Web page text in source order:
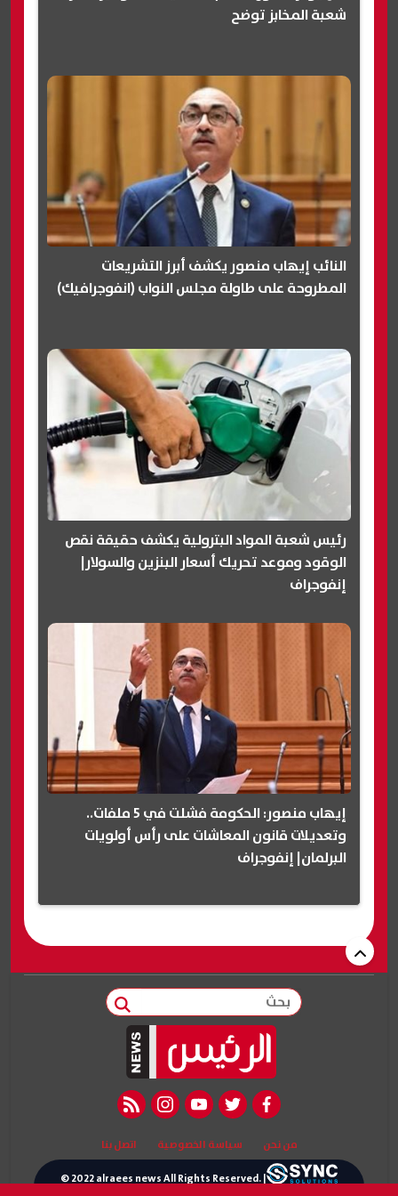
شعبة المخابز توضح
النائب إيهاب منصور يكشف أبرز التشريعات
المطروحة على طاولة مجلس النواب (انفوجرافيك)
رئيس شعبة المواد البترولية يكشف حقيقة نقص
الوقود وموعد تحريك أسعار البنزين والسولار|
إنفوجراف
إيهاب منصور: الحكومة فشلت في 5 ملفات..
وتعديلات قانون المعاشات على رأس أولويات
البرلمان| إنفوجراف
بحث
facebook
twitter
youtube
instagram
rss feed
من نحن سياسة الخصوصية اتصل بنا
© 2022 alraees news All Rights Reserved. |